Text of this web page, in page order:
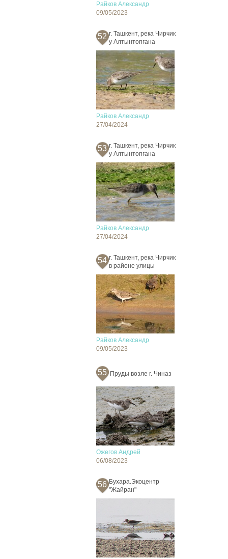
Райков Александр
09/05/2023
52 г. Ташкент, река Чирчик
у Алтынтопгана
Райков Александр
27/04/2024
53 г. Ташкент, река Чирчик
у Алтынтопгана
Райков Александр
27/04/2024
54 г. Ташкент, река Чирчик
в районе улицы
Райков Александр
09/05/2023
55 Пруды возле г. Чиназ
Ожегов Андрей
06/08/2023
56 Бухара.Экоцентр
"Жайран"